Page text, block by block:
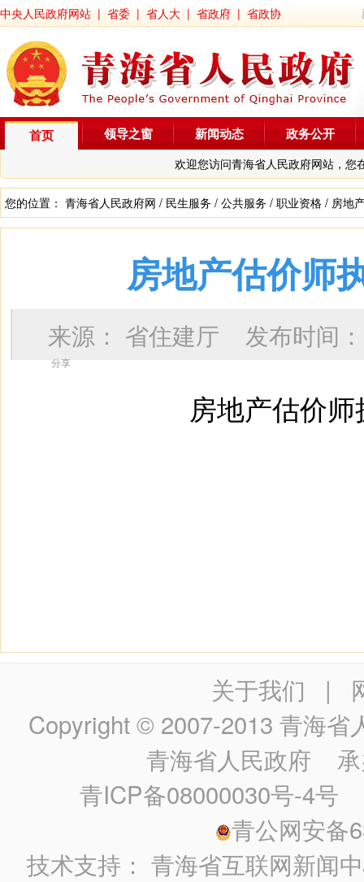
中央人民政府网站 | 省委 | 省人大 | 省政府 | 省政协
首页
欢迎您访问青海省人民政府网站，您
领导之窗 新闻动态 政务公开
您的位置： 青海省人民政府网 / 民生服务 / 公共服务 / 职业资格 / 房地
房地产估价师
来源： 省住建厅 发布时间
分享
房地产估价
关于我们 |
Copyright © 2007-2013 青海省
青海省人民政府 承
青ICP备08000030号-4号
青公网安备
技术支持：青海省互联网新闻